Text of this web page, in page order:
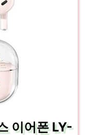
이어폰 LY-